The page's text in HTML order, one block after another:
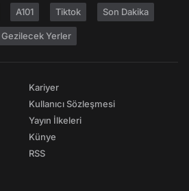
A101 Tiktok Son Dakika
Gezilecek Yerler
Kariyer
Kullanıcı Sözleşmesi
Yayın İlkeleri
Künye
RSS